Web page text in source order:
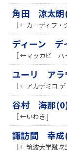
角田 涼太朗
［ ←カーディフ
ディーン デ
［ ←マッカビ ハ
ユーリ アラ
［ ←アカデミコ
谷村 海那
［ ←いわき ]
諏訪間 幸成
［ ←筑波大学蹴球